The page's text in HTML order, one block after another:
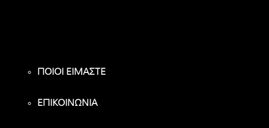
ΠΟΙΟΙ ΕΙΜΑΣΤΕ
ΕΠΙΚΟΙΝΩΝΙΑ